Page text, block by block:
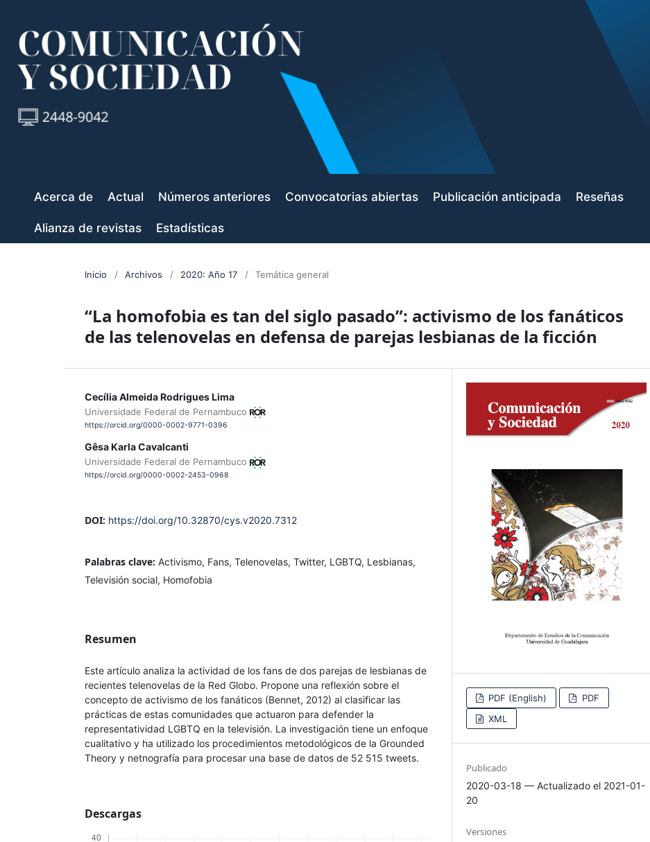
Acerca de Actual Números anteriores Convocatorias abiertas Publicación anticipada Reseñas
Alianza de revistas Estadísticas
Inicio / Archivos / 2020: Año 17 / Temática general
“La homofobia es tan del siglo pasado”: activismo de los fanáticos
de las telenovelas en defensa de parejas lesbianas de la ficción
Cecília Almeida Rodrigues Lima
Universidade Federal de Pernambuco
https://orcid.org/0000-0002-9771-0396
Gêsa Karla Cavalcanti
Universidade Federal de Pernambuco
https://orcid.org/0000-0002-2453-0968
DOI: https://doi.org/10.32870/cys.v2020.7312
Palabras clave: Activismo, Fans, Telenovelas, Twitter, LGBTQ, Lesbianas,
Televisión social, Homofobia
Resumen
Este artículo analiza la actividad de los fans de dos parejas de lesbianas de
recientes telenovelas de la Red Globo. Propone una reflexión sobre el
concepto de activismo de los fanáticos (Bennet, 2012) al clasificar las
prácticas de estas comunidades que actuaron para defender la
representatividad LGBTQ en la televisión. La investigación tiene un enfoque
cualitativo y ha utilizado los procedimientos metodológicos de la Grounded
Theory y netnografía para procesar una base de datos de 52 515 tweets.
Descargas
PDF (English)
PDF
XML
Publicado
2020-03-18 — Actualizado el 2021-01-
20
Versiones